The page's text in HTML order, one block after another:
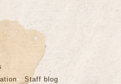
Staff blog